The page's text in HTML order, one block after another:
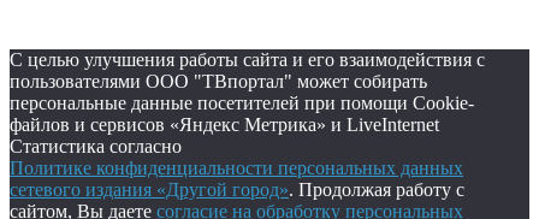
С целью улучшения работы сайта и его взаимодействия с
пользователями ООО "ТВпортал" может собирать
персональные данные посетителей при помощи Cookie-
файлов и сервисов «Яндекс Метрика» и LiveInternet
Статистика согласно
Политике конфиденциальности персональных данных
сетевого издания «Другой город». Продолжая работу с
сайтом, Вы даете согласие на обработку персональных